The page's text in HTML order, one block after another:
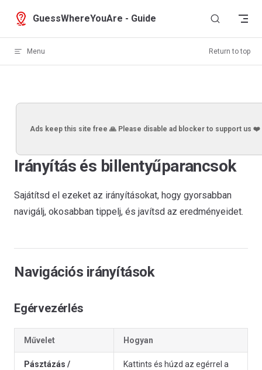
Skip to content
GuessWhereYouAre - Guide
Menu Return to top
Ads keep this site free 🙏 Please disable ad blocker to support us ❤️
Irányítás és billentyűparancsok
Sajátítsd el ezeket az irányításokat, hogy gyorsabban
navigálj, okosabban tippelj, és javítsd az eredményeidet.
Navigációs irányítások
Egérvezérlés
Művelet Hogyan
Pásztázás /
Kattints és húzd az egérrel a